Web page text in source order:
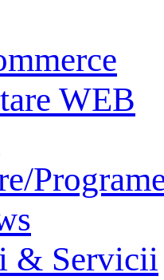
WEB
& Servicii